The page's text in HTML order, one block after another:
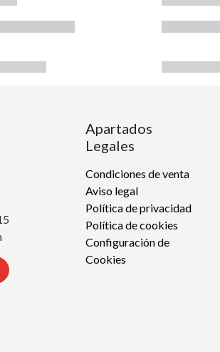
Apartados
Legales
Condiciones de venta
Aviso legal
Política de privacidad
Política de cookies
Configuración de
Cookies